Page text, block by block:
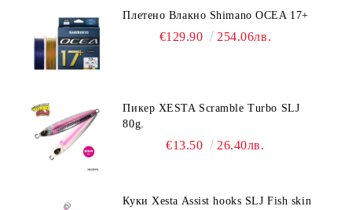
Плетено Влакно Shimano OCEA 17+
€129.90 254.06лв.
Пикер XESTA Scramble Turbo SLJ
80g.
€13.50 26.40лв.
Куки Xesta Assist hooks SLJ Fish skin